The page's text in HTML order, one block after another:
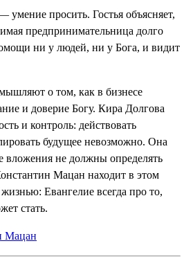
просить. Гостья объясняет,
предпринимательница долго
ни у людей, ни у Бога, и видит
о том, как в бизнесе
и доверие Богу. Кира Долгова
и контроль: действовать
будущее невозможно. Она
вложения не должны определять
Мацан находит в этом
Евангелие всегда про то,
стать.
Мацан